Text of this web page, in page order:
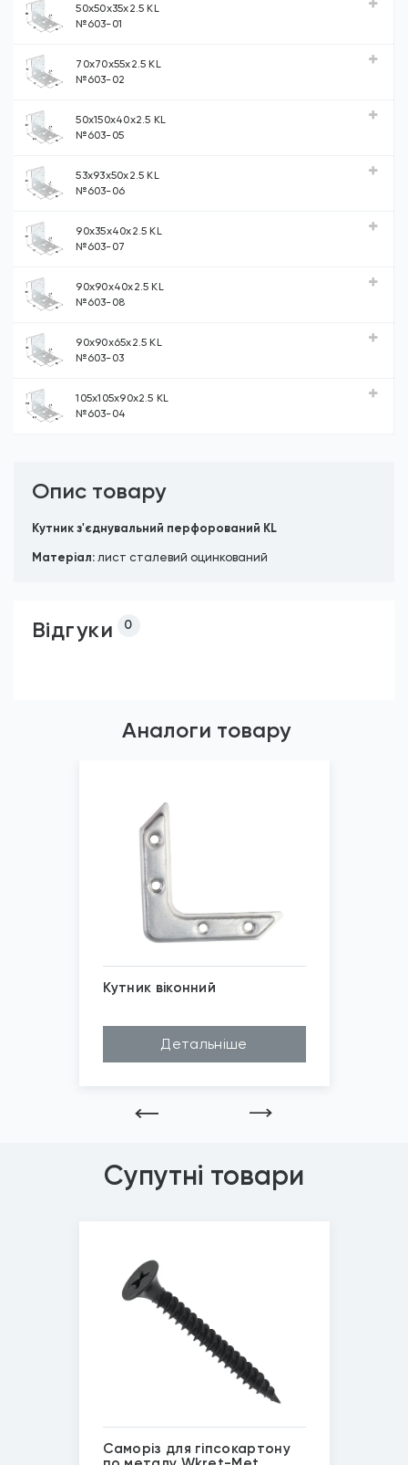
50х50х35х2.5 KL
№603-01
70х70х55х2.5 KL
№603-02
50х150х40х2.5 KL
№603-05
53х93х50х2.5 KL
№603-06
90х35х40х2.5 KL
№603-07
90х90х40х2.5 KL
№603-08
90х90х65х2.5 KL
№603-03
105х105х90х2.5 KL
№603-04
Опис товару
Kутник з'єднувальний перфорований KL
Матеріал: лист сталевий оцинкований
Відгуки 0
Аналоги товару
Кутник віконний
Цинк білий
Сталь
Довжина (A...
75мм, 35мм, 50мм
Зображені фото є...
Детальніше
Супутні товари
Саморіз для гіпсокартону